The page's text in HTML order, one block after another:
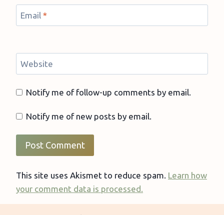
Email *
Website
Notify me of follow-up comments by email.
Notify me of new posts by email.
This site uses Akismet to reduce spam. Learn how
your comment data is processed.